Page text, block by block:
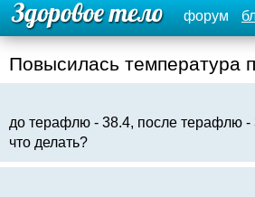
форум
Повысилась температура
до терафлю - 38.4, после терафлю -
что делать?